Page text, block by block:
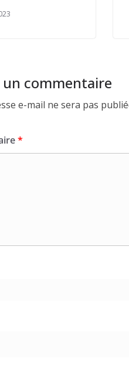
un commentaire
e-mail ne sera pas
*